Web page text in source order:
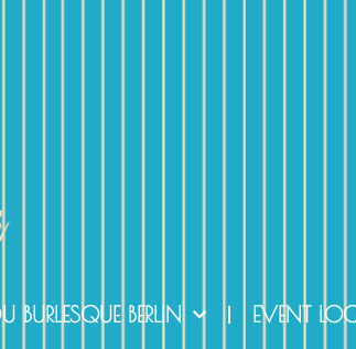
BURLESQUE BERLIN EVENT